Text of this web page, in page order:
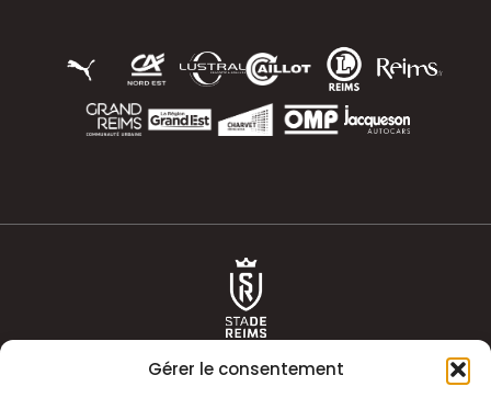
Gérer le consentement